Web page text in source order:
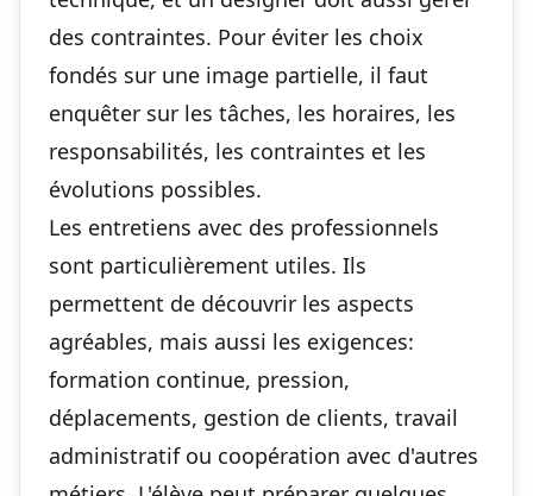
des contraintes. Pour éviter les choix
fondés sur une image partielle, il faut
enquêter sur les tâches, les horaires, les
responsabilités, les contraintes et les
évolutions possibles.
Les entretiens avec des professionnels
sont particulièrement utiles. Ils
permettent de découvrir les aspects
agréables, mais aussi les exigences:
formation continue, pression,
déplacements, gestion de clients, travail
administratif ou coopération avec d'autres